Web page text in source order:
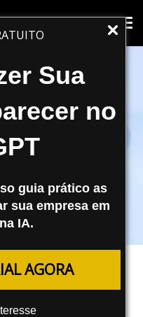
Sua
no
guia prático as
sua empresa em
IA.
AGORA
Ads:
da